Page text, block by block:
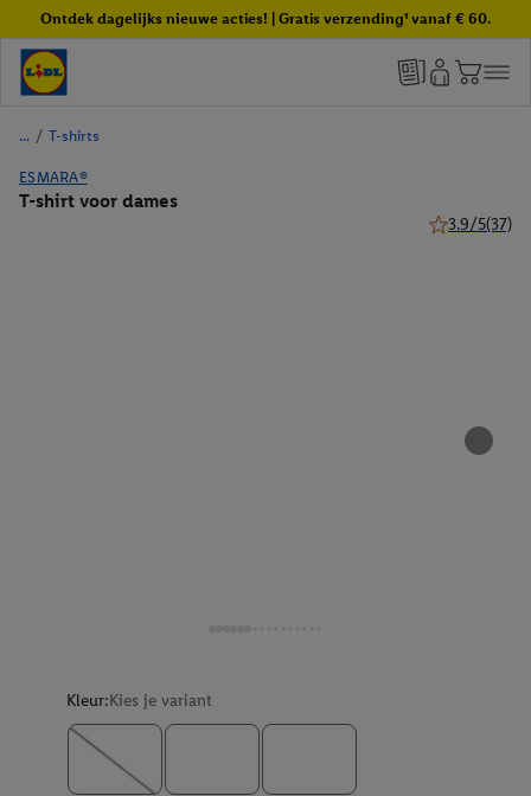
Ontdek dagelijks nieuwe acties! | Gratis verzending¹ vanaf € 60.
/ T-shirts
ESMARA®
T-shirt voor dames
3.9/5(37)
Kleur:Kies je variant